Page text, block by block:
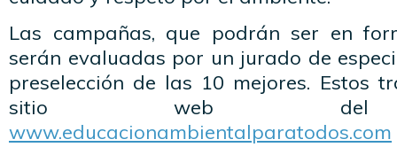
Las campañas, que podrán ser en
serán evaluadas por un jurado de
preselección de las 10 mejores. Estos
sitio web del
www.educacionambientalparatodos.com